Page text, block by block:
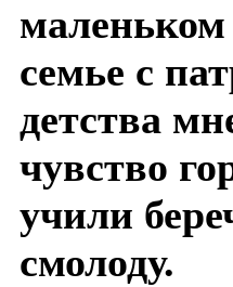
маленьком
семье с
детства
чувство
учили
смолоду.